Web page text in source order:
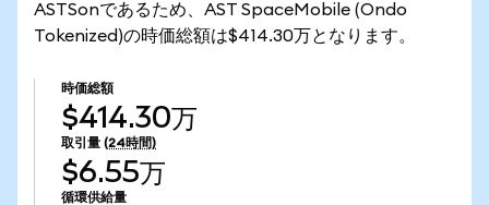
ASTSonであるため、AST SpaceMobile (Ondo
Tokenized)の時価総額は$414.30万となります。
時価総額
$414.30万
取引量 (24時間)
$6.55万
循環供給量